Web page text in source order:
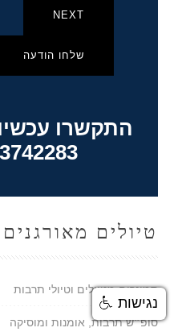
NEXT
שלחו הודעה
3742283
טיולים מאורגנים
סמינרים מטיילים וטיולי תרבות
סופ״ש תרבות, אומנות ומוסיקה
נגישות